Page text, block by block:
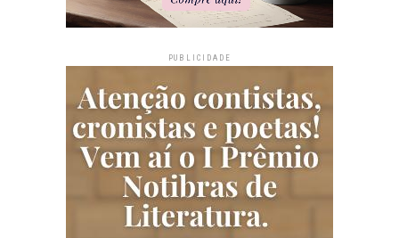
PUBLICIDADE